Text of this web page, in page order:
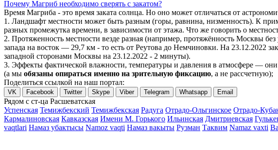
Почему Магриб необходимо сверять с закатом?
Время Магриба - это время заката солнца. Но оно может отличаться от
1. Ландшафт местности может быть разным (горы, равнина, низменность). К
разных промежутка времени, в зависимости от этажа. Что же говорить о
2. Протяженность местности везде разная (например, протяжённость Москвы
запада на восток — 29,7 км - то есть от Реутова до Немчиновки. На 23.12.2022
западной сторонами Москвы на 23.12.2022 - 2 минуты).
3. Эффекты фактической влажности, температуры и давления в атмосфере — они
(а мы обязаны опираться именно на зрительную фиксацию, а не рассчетную);
Поделиться ссылкой на наш портал:
VK Facebook Twitter Skype Viber Telegram Whatsapp Email
Рядом с ст-ца Расшеватская
Успенская Темижбекский Темижбекская Радуга Отрадо-Ольгинское Отрадо-
Кармалиновская Кавказская Имени М. Горького Ильинская Дмитриевская
vaqtlari Намаз убактысы Namoz vaqti Намаз вакыты Рузман Таквим Namaz vaxti